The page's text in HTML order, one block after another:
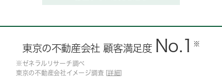
東京の不動産会社 顧客満足度 No.1 ※
※ゼネラルリサーチ調べ
東京の不動産会社イメージ調査 [ 詳細